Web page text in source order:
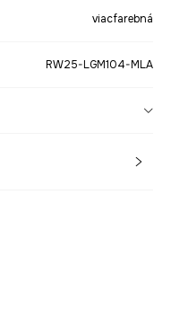
viacfarebná
RW25-LGM104-MLA